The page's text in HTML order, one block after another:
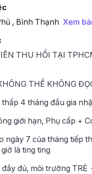
, Bình Thạnh Xem
THU HỒI TẠI
THỂ KHÔNG
4 tháng đầu gia
giới hạn, Phụ cấp +
ngày 7 của tháng tiếp
là ting ting
đủ, môi trường